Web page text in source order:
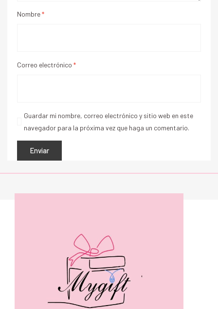
Nombre*
Correo electrónico *
Guardar mi nombre, correo electrónico y sitio web en este
navegador para la próxima vez que haga un comentario.